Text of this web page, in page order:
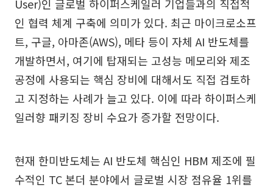
User)인 글로벌 하이퍼스케일러 기업들과의 직접적
인 협력 체계 구축에 의미가 있다. 최근 마이크로소프
트, 구글, 아마존(AWS), 메타 등이 자체 AI 반도체를
개발하면서, 여기에 탑재되는 고성능 메모리와 제조
공정에 사용되는 핵심 장비에 대해서도 직접 검토하
고 지정하는 사례가 늘고 있다. 이에 따라 하이퍼스케
일러향 패키징 장비 수요가 증가할 전망이다.
현재 한미반도체는 AI 반도체 핵심인 HBM 제조에 필
수적인 TC 본더 분야에서 글로벌 시장 점유율 1위를